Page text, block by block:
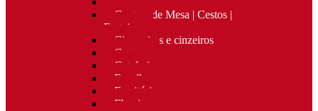
Centros de Mesa | Cestos |
Fruteiras
Cigarreiras e cinzeiros
Costura
Cutelaria
Espelhos
Escritório
Floreiras